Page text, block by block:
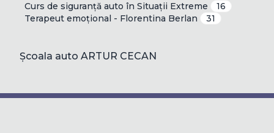
Curs de siguranță auto în Situații Extreme
16
Terapeut emoțional - Florentina Berlan
31
Școala auto ARTUR CECAN